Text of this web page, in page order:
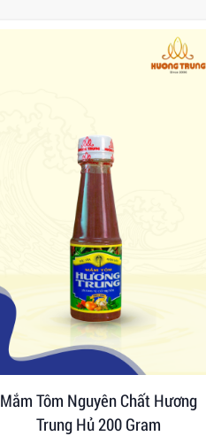
Mắm Tôm Nguyên Chất Hương
Trung Hủ 200 Gram